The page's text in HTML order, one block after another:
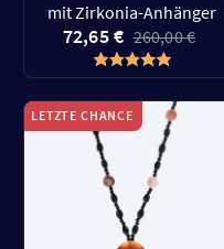
mit Zirkonia-Anhänger
72,65 € 260,00 €
LETZTE CHANCE